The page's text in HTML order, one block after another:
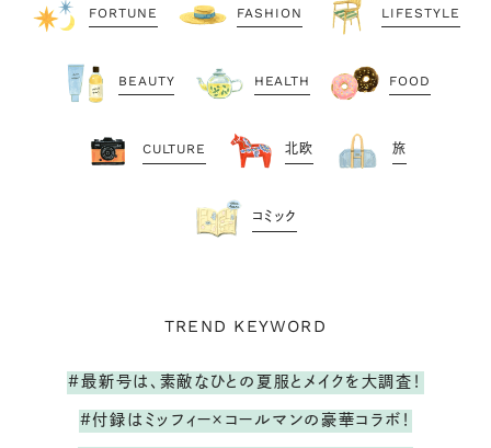
FORTUNE FASHION LIFESTYLE
BEAUTY HEALTH FOOD
CULTURE 北欧 旅
コミック
TREND KEYWORD
#最新号は、素敵なひとの夏服とメイクを大調査！
#付録はミッフィー×コールマンの豪華コラボ！